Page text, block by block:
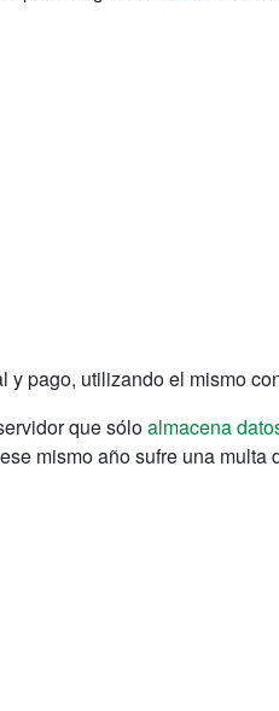
y pago, utilizando el mismo
que sóloalmacena
mismo año sufre una